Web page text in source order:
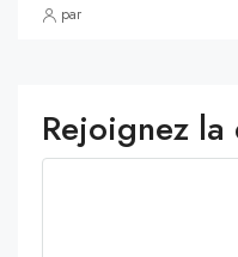
par
Rejoignez